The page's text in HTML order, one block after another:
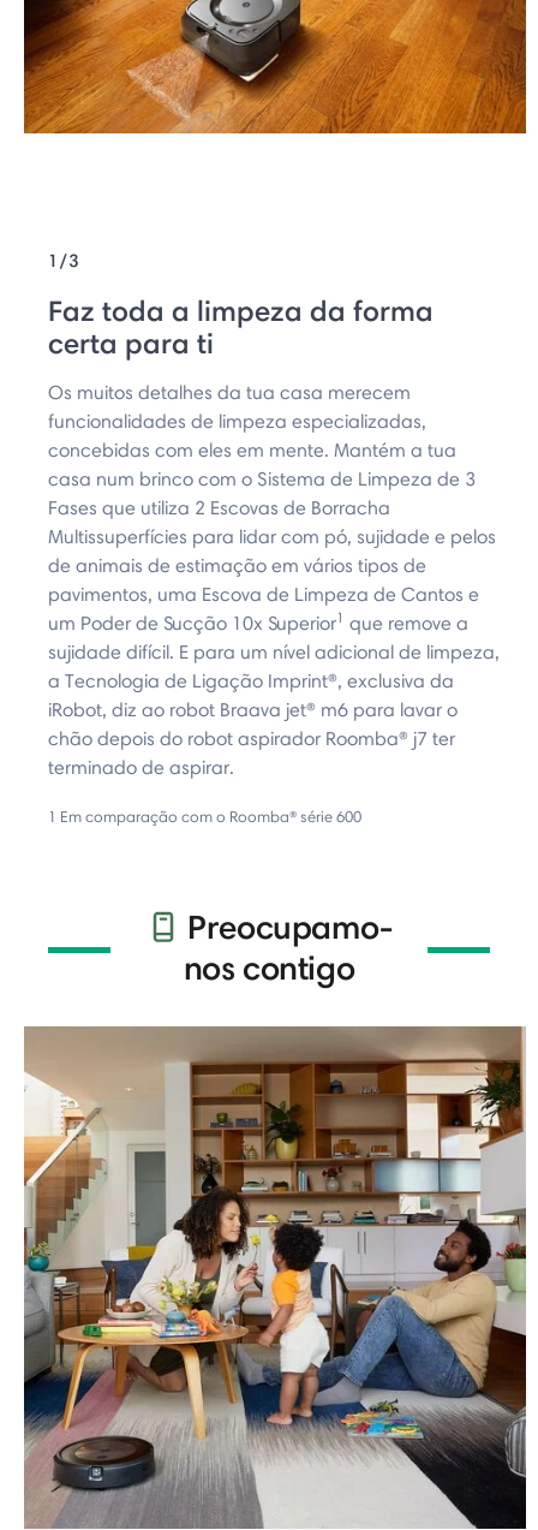
1/3
Faz toda a limpeza da forma
certa para ti
Os muitos detalhes da tua casa merecem
funcionalidades de limpeza especializadas,
concebidas com eles em mente. Mantém a tua
casa num brinco com o Sistema de Limpeza de 3
Fases que utiliza 2 Escovas de Borracha
Multissuperfícies para lidar com pó, sujidade e pelos
de animais de estimação em vários tipos de
pavimentos, uma Escova de Limpeza de Cantos e
um Poder de Sucção 10x Superior1 que remove a
sujidade difícil. E para um nível adicional de limpeza,
a Tecnologia de Ligação Imprint®, exclusiva da
iRobot, diz ao robot Braava jet® m6 para lavar o
chão depois do robot aspirador Roomba® j7 ter
terminado de aspirar.
1 Em comparação com o Roomba® série 600
Preocupamo-
nos contigo